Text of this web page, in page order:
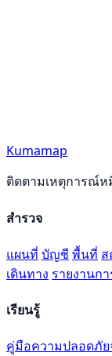
Kumamap
ติดตามเหตุการณ์
สำรวจ
แผนที่ บัญชี พื้นที่
เดินทาง รายงานก
เรียนรู้
คู่มือความปลอดภั